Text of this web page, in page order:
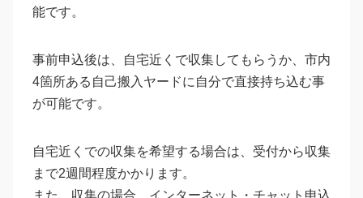
能です。
事前申込後は、自宅近くで収集してもらうか、市内
4箇所ある自己搬入ヤードに自分で直接持ち込む事
が可能です。
自宅近くでの収集を希望する場合は、受付から収集
まで2週間程度かかります。